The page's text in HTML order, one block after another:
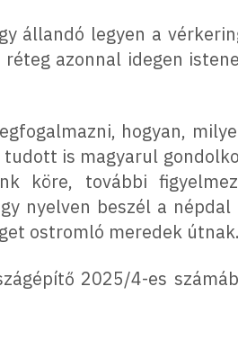
állandó legyen a
azonnal idegen
hogyan,
is magyarul
köre, további
nyelven beszél a
ostromló meredek útnak.
2025/4-es